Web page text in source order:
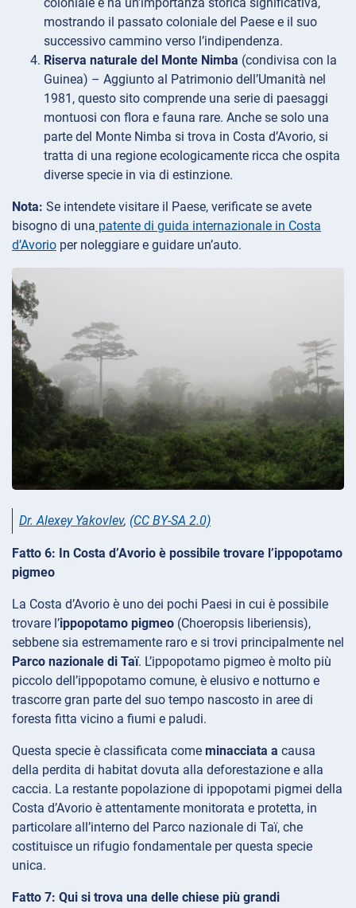
mostrando il passato coloniale del Paese e il suo
successivo cammino verso l’indipendenza.
Riserva naturale del Monte Nimba (condivisa con la
Guinea) – Aggiunto al Patrimonio dell’Umanità nel
1981, questo sito comprende una serie di paesaggi
montuosi con flora e fauna rare. Anche se solo una
parte del Monte Nimba si trova in Costa d’Avorio, si
tratta di una regione ecologicamente ricca che ospita
diverse specie in via di estinzione.
Nota: Se intendete visitare il Paese, verificate se avete
bisogno di una patente di guida internazionale in Costa
d’Avorio per noleggiare e guidare un’auto.
Dr. Alexey Yakovlev, (CC BY-SA 2.0)
Fatto 6: In Costa d’Avorio è possibile trovare l’ippopotamo
pigmeo
La Costa d’Avorio è uno dei pochi Paesi in cui è possibile
trovare l’ippopotamo pigmeo (Choeropsis liberiensis),
sebbene sia estremamente raro e si trovi principalmente nel
Parco nazionale di Taï. L’ippopotamo pigmeo è molto più
piccolo dell’ippopotamo comune, è elusivo e notturno e
trascorre gran parte del suo tempo nascosto in aree di
foresta fitta vicino a fiumi e paludi.
Questa specie è classificata come minacciata a causa
della perdita di habitat dovuta alla deforestazione e alla
caccia. La restante popolazione di ippopotami pigmei della
Costa d’Avorio è attentamente monitorata e protetta, in
particolare all’interno del Parco nazionale di Taï, che
costituisce un rifugio fondamentale per questa specie
unica.
Fatto 7: Qui si trova una delle chiese più grandi